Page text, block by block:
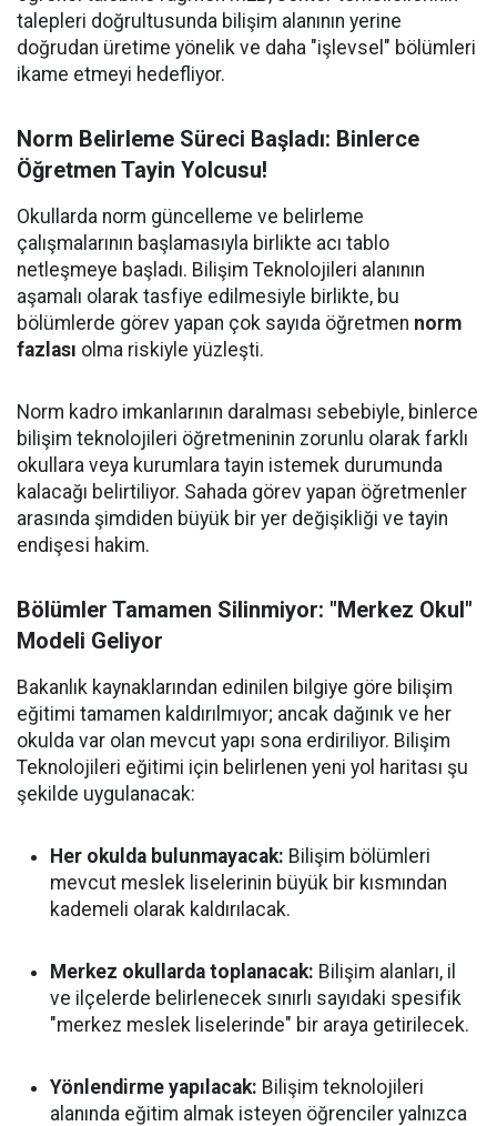
talepleri doğrultusunda bilişim alanının yerine
doğrudan üretime yönelik ve daha "işlevsel" bölümleri
ikame etmeyi hedefliyor.
Norm Belirleme Süreci Başladı: Binlerce
Öğretmen Tayin Yolcusu!
Okullarda norm güncelleme ve belirleme
çalışmalarının başlamasıyla birlikte acı tablo
netleşmeye başladı. Bilişim Teknolojileri alanının
aşamalı olarak tasfiye edilmesiyle birlikte, bu
bölümlerde görev yapan çok sayıda öğretmen norm
fazlası olma riskiyle yüzleşti.
Norm kadro imkanlarının daralması sebebiyle, binlerce
bilişim teknolojileri öğretmeninin zorunlu olarak farklı
okullara veya kurumlara tayin istemek durumunda
kalacağı belirtiliyor. Sahada görev yapan öğretmenler
arasında şimdiden büyük bir yer değişikliği ve tayin
endişesi hakim.
Bölümler Tamamen Silinmiyor: "Merkez Okul"
Modeli Geliyor
Bakanlık kaynaklarından edinilen bilgiye göre bilişim
eğitimi tamamen kaldırılmıyor; ancak dağınık ve her
okulda var olan mevcut yapı sona erdiriliyor. Bilişim
Teknolojileri eğitimi için belirlenen yeni yol haritası şu
şekilde uygulanacak:
Her okulda bulunmayacak: Bilişim bölümleri
mevcut meslek liselerinin büyük bir kısmından
kademeli olarak kaldırılacak.
Merkez okullarda toplanacak: Bilişim alanları, il
ve ilçelerde belirlenecek sınırlı sayıdaki spesifik
"merkez meslek liselerinde" bir araya getirilecek.
Yönlendirme yapılacak: Bilişim teknolojileri
alanında eğitim almak isteyen öğrenciler yalnızca